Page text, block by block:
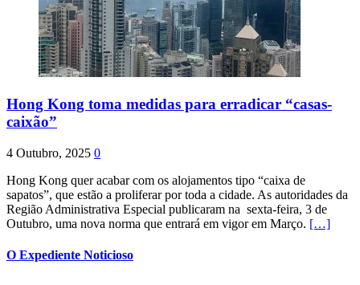
Hong Kong toma medidas para erradicar “casas-
caixão”
4 Outubro, 2025 0
Hong Kong quer acabar com os alojamentos tipo “caixa de
sapatos”, que estão a proliferar por toda a cidade. As autoridades da
Região Administrativa Especial publicaram na sexta-feira, 3 de
Outubro, uma nova norma que entrará em vigor em Março. […]
O Expediente Noticioso